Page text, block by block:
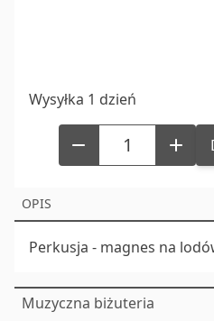
Muzyczna biżuteria
Wysyłka 1 dzień
OPIS
Perkusja - magnes na